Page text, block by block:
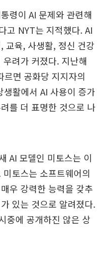
령이 AI 문제와 관련해
고 NYT는 지적했다. AI
교육, 사생활, 정신 건강
려가 커졌다. 지난해
면 공화당 지지자의
활에서 AI 사용이 증가
를 더 표명한 것으로 나
AI 모델인 미토스는 이
토스는 소프트웨어의
우 강력한 능력을 갖추
있는 것으로 알려졌다.
중에 공개하진 않은 상